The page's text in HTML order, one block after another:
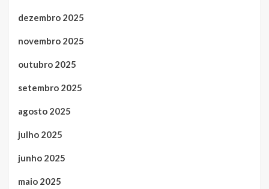
dezembro 2025
novembro 2025
outubro 2025
setembro 2025
agosto 2025
julho 2025
junho 2025
maio 2025